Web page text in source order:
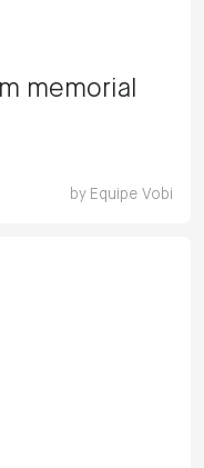
memorial
by Equipe Vobi